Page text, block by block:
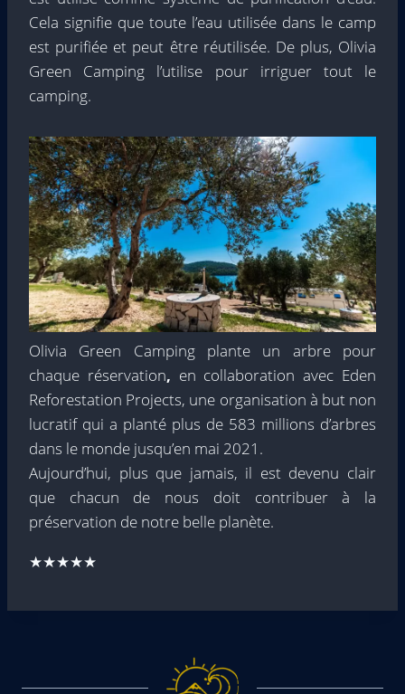
Cela signifie que toute l’eau utilisée dans le camp
est purifiée et peut être réutilisée. De plus, Olivia
Green Camping l’utilise pour irriguer tout le
camping.
Olivia Green Camping plante un arbre pour
chaque réservation, en collaboration avec Eden
Reforestation Projects, une organisation à but non
lucratif qui a planté plus de 583 millions d’arbres
dans le monde jusqu’en mai 2021.
Aujourd’hui, plus que jamais, il est devenu clair
que chacun de nous doit contribuer à la
préservation de notre belle planète.
★★★★★